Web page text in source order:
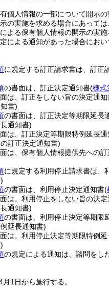
個人情報の一部について開示
の実施を求める場合にあって
よる保有個人情報の開示の実
による通知があった場合にお
に規定する訂正請求書は、訂正
の書面は、訂正決定通知書(様式
は、訂正をしない旨の決定通知
書)
の書面は、訂正決定等期限延長
通知書)
は、訂正決定等期限特例延長通
訂正決定通知書)
は、保有個人情報提供先への
に規定する利用停止請求書は、
の書面は、利用停止決定通知書(
は、利用停止をしない旨の決
通知書)
の書面は、利用停止決定等期限
延長通知書)
は、利用停止決定等期限特例
の規定による通知は、諮問をし
1日から施行する。